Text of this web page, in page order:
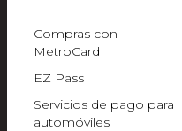
Compras con
MetroCard
EZ Pass
Servicios de pago para
automóviles